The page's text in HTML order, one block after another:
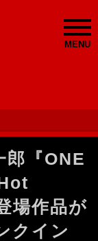
MENU
郎『ONE
場作品が
クイン